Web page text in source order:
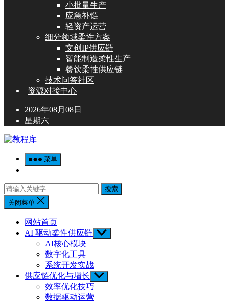
小批量生产
应急补链
轻资产运营
细分领域柔性方案
文创IP供应链
智能制造柔性生产
餐饮柔性供应链
技术问答社区
资源对接中心
2026年08月08日
星期六
菜单
搜索
关闭菜单
网站首页
AI 驱动柔性供应链 Show
sub
AI核心模块
数字化工具
系统开发实战
供应链优化与增长 Show
sub
menu
效率优化技巧
数据驱动运营